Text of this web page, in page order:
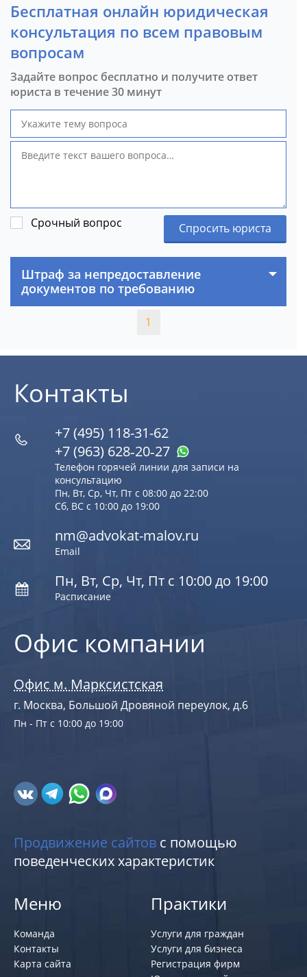
Бесплатная онлайн юридическая
консультация по всем правовым
вопросам
Задайте вопрос бесплатно и получите ответ
юриста в течение 30 минут
Срочный вопрос Спросить юриста
Штраф за непредоставление
документов по требованию
1
Офис компании
Офис м. Марксистская
г. Москва, Большой Дровяной переулок, д.6
Пн - Пт с 10:00 до 19:00
Контакты
+7 (495) 118-31-62
+7 (963) 628‑20‑27
Телефон горячей линии для записи на
консультацию
Пн, Вт, Ср, Чт, Пт с 08:00 до 22:00
Сб, ВС с 10:00 до 19:00
nm@advokat-malov.ru
Email
Пн, Вт, Ср, Чт, Пт с 10:00 до 19:00
Расписание
Продвижение сайтов с помощью
поведенческих характеристик
Меню
Команда
Контакты
Карта сайта
Практики
Услуги для граждан
Услуги для бизнеса
Регистрация фирм